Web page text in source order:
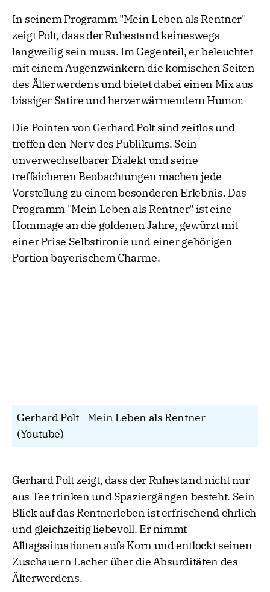
In seinem Programm "Mein Leben als Rentner"
zeigt Polt, dass der Ruhestand keineswegs
langweilig sein muss. Im Gegenteil, er beleuchtet
mit einem Augenzwinkern die komischen Seiten
des Älterwerdens und bietet dabei einen Mix aus
bissiger Satire und herzerwärmendem Humor.
Die Pointen von Gerhard Polt sind zeitlos und
treffen den Nerv des Publikums. Sein
unverwechselbarer Dialekt und seine
treffsicheren Beobachtungen machen jede
Vorstellung zu einem besonderen Erlebnis. Das
Programm "Mein Leben als Rentner" ist eine
Hommage an die goldenen Jahre, gewürzt mit
einer Prise Selbstironie und einer gehörigen
Portion bayerischem Charme.
Gerhard Polt - Mein Leben als Rentner
(Youtube)
Gerhard Polt zeigt, dass der Ruhestand nicht nur
aus Tee trinken und Spaziergängen besteht. Sein
Blick auf das Rentnerleben ist erfrischend ehrlich
und gleichzeitig liebevoll. Er nimmt
Alltagssituationen aufs Korn und entlockt seinen
Zuschauern Lacher über die Absurditäten des
Älterwerdens.